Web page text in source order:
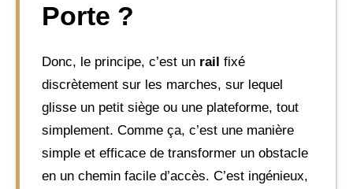
Porte ?
Donc, le principe, c’est un rail fixé
discrètement sur les marches, sur lequel
glisse un petit siège ou une plateforme, tout
simplement. Comme ça, c’est une manière
simple et efficace de transformer un obstacle
en un chemin facile d’accès. C’est ingénieux,